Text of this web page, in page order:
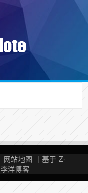
网站地图 | 基于 Z-
李洋博客